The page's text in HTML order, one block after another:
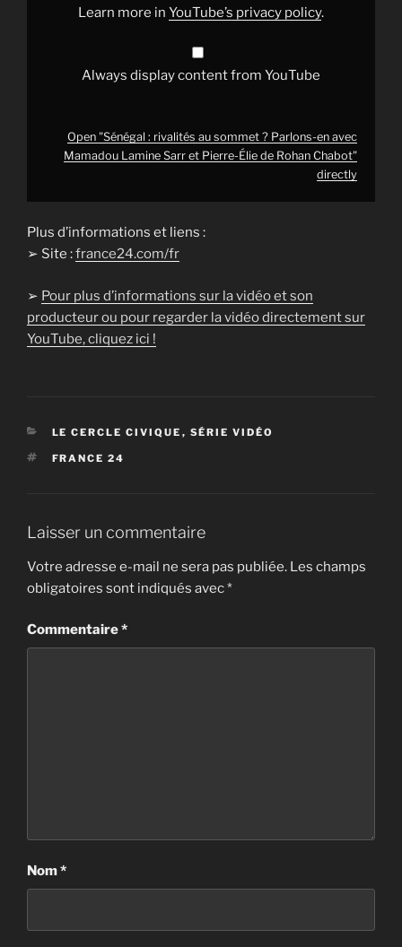
Learn more in YouTube’s privacy policy.
Always display content from YouTube
Open "Sénégal : rivalités au sommet ? Parlons-en avec
Mamadou Lamine Sarr et Pierre-Élie de Rohan Chabot"
directly
Plus d’informations et liens :
➢ Site :france24.com/fr
➢ Pour plus d’informations sur la vidéo et son
producteur ou pour regarder la vidéo directement sur
YouTube, cliquez ici !
CATÉGORIES
LE CERCLE CIVIQUE , SÉRIE VIDÉO
ÉTIQUETTES
FRANCE 24
Laisser un commentaire
Votre adresse e-mail ne sera pas publiée. Les champs
obligatoires sont indiqués avec*
Commentaire*
Nom*